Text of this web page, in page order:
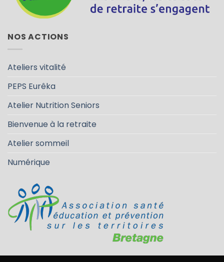
NOS ACTIONS
Ateliers vitalité
PEPS Eurêka
Atelier Nutrition Seniors
Bienvenue à la retraite
Atelier sommeil
Numérique